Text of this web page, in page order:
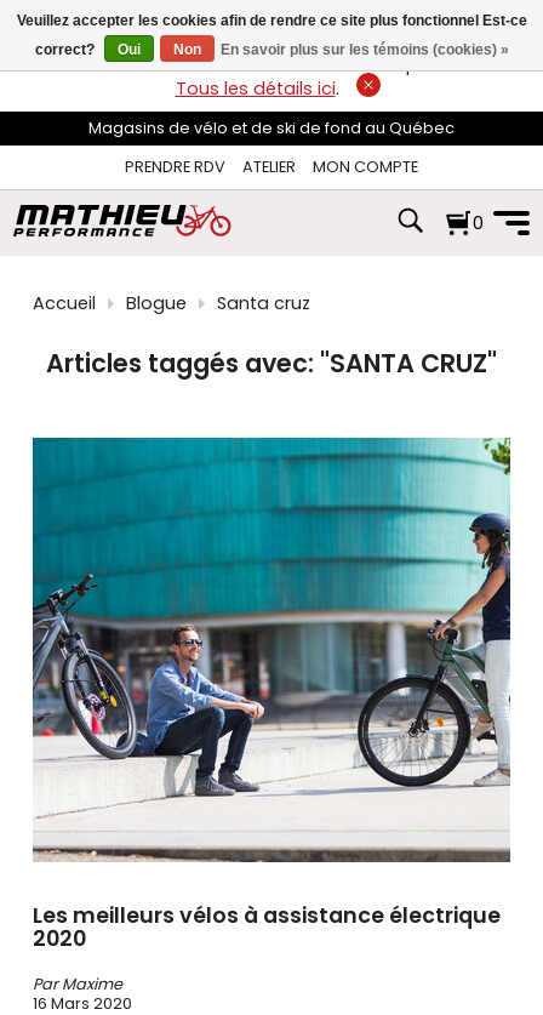
flèches
haut
et
pour
sélectionner
disponible.
Appuyez
pour
accéder
résultat
de
Les
utilisateurs
peuvent
servir
de
gestes
tels
que
toucher
et
glisser.
LIVRAISON GRATUITEsur les commandes de plus de 74$*.
Tous les détails ici.
Magasins de vélo et de ski de fond au Québec
PRENDRE RDV
ATELIER MON COMPTE
0
Accueil Blogue Santa cruz
Articles taggés avec: "SANTA CRUZ"
Les meilleurs vélos à assistance électrique
2020
Par Maxime
16 Mars 2020
Veuillez accepter les cookies afin de rendre ce site plus fonctionnel Est-ce
correct?
Oui Non En savoir plus sur les témoins (cookies) »